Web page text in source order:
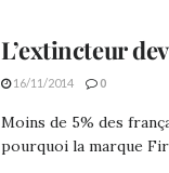
L’extincteur
16/11/2014 0
Moins de 5% des
pourquoi la marque